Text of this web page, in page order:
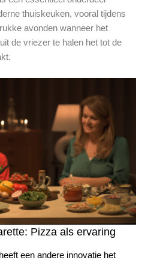
thuiskeuken, vooral tijdens
avonden wanneer het
de vriezer te halen het tot de
Pizza als ervaring
een andere innovatie het